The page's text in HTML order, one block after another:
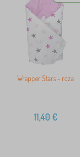
Wrapper Stars - roza
11,40 €